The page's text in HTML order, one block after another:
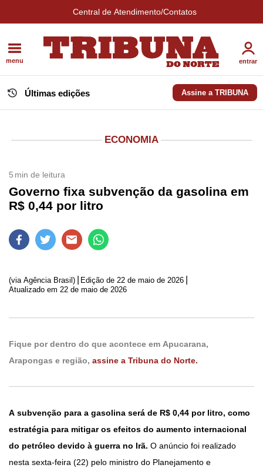
Central de Atendimento/Contatos
menu entrar
Últimas edições Assine a TRIBUNA
ECONOMIA
5 min de leitura
Governo fixa subvenção da gasolina em
R$ 0,44 por litro
(via Agência Brasil) Edição de 22 de maio de 2026
Atualizado em 22 de maio de 2026
Fique por dentro do que acontece em Apucarana,
Arapongas e região, assine a Tribuna do Norte.
A subvenção para a gasolina será de R$ 0,44 por litro, como
estratégia para mitigar os efeitos do aumento internacional
do petróleo devido à guerra no Irã. O anúncio foi realizado
nesta sexta-feira (22) pelo ministro do Planejamento e